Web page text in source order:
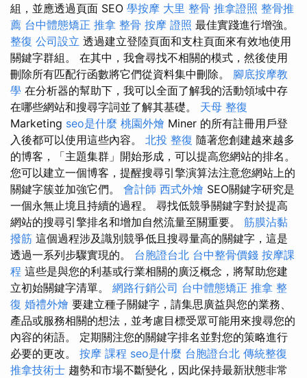
組，並應透過頁面 SEO 學按摩 大里 整骨 推拿證照 整骨推
薦 台中體態矯正 推拿 整骨 按摩 證照 最佳實踐進行增強。
整復 公司設立 透過建立登陸頁面和支柱頁面來有效地使用
關鍵字群組。 在其中，我會尋找不相關的模式，然後使用
刪除所有匹配行函數將它們從資料集中刪除。 腳底按摩教
學 在分析器的幫助下，我可以全面了解我的活動領域中存
在哪些網站和搜尋字詞並了解其基礎。 天母 整復
Marketing seo是什麼 桃園外燴 Miner 的所有註冊用戶登
入後都可以使用這些內容。 北投 整復 隨著您創建越來越多
的博客，「主題集群」開始形成，可以提高您網站的排名。
您可以建立一個博客，提醒搜尋引擎演算法注意您網站上的
關鍵字簇並加強它們。 會計師 西式外燴 SEO關鍵字研究是
一個永無止境且持續的過程。 尋找低競爭關鍵字對於提高
網站的搜尋引擎排名和增加自然流量至關重要。 筋膜沾黏
撥筋 這個過程涉及識別競爭低且搜尋量高的關鍵字，這是
透過一系列步驟實現的。 台胞證台北 台中整骨價錢 按摩課
程 這些是與您的利基或行業相關的廣泛概念，將幫助您建
立初始關鍵字清單。 網路行銷公司 台中體態矯正 推拿 整
復 婚禮外燴 要建立種子關鍵字，請集思廣益與您的業務、
產品或服務相關的想法，並考慮目標受眾可能用來搜尋您的
內容的術語。 定期關注您的關鍵字排名並對您的策略進行
必要的更改。 按摩 課程 seo是什麼 台胞證台北 傳統整復
推拿技術士 趨勢和市場不斷變化，因此保持最新狀態非常